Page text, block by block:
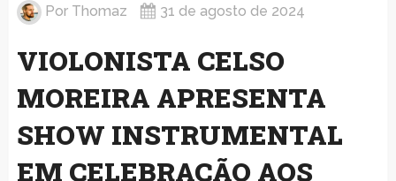
Por Thomaz 31 de agosto de 2024
VIOLONISTA CELSO
MOREIRA APRESENTA
SHOW INSTRUMENTAL
EM CELEBRAÇÃO AOS